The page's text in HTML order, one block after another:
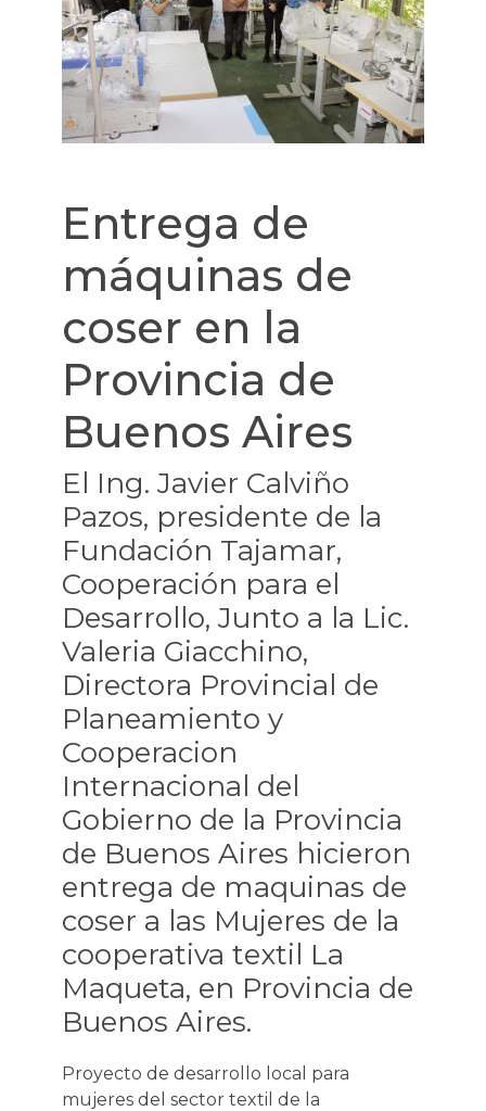
Entrega de
máquinas de
coser en la
Provincia de
Buenos Aires
El Ing. Javier Calviño
Pazos, presidente de la
Fundación Tajamar,
Cooperación para el
Desarrollo, Junto a la Lic.
Valeria Giacchino,
Directora Provincial de
Planeamiento y
Cooperacion
Internacional del
Gobierno de la Provincia
de Buenos Aires hicieron
entrega de maquinas de
coser a las Mujeres de la
cooperativa textil La
Maqueta, en Provincia de
Buenos Aires.
Proyecto de desarrollo local para
mujeres del sector textil de la